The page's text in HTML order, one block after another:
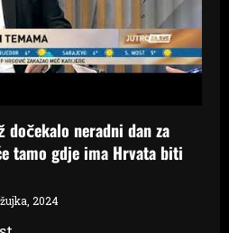
dočekalo neradni dan za
tamo gdje ima Hrvata biti
2024